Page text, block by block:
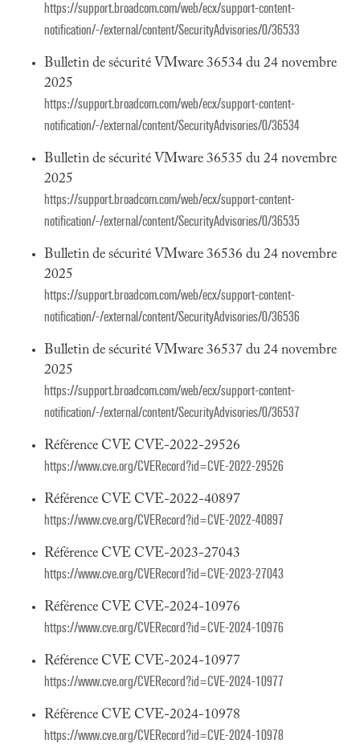
https://support.broadcom.com/web/ecx/support-content-
notification/-/external/content/SecurityAdvisories/0/36533
Bulletin de sécurité VMware 36534 du 24 novembre
2025
https://support.broadcom.com/web/ecx/support-content-
notification/-/external/content/SecurityAdvisories/0/36534
Bulletin de sécurité VMware 36535 du 24 novembre
2025
https://support.broadcom.com/web/ecx/support-content-
notification/-/external/content/SecurityAdvisories/0/36535
Bulletin de sécurité VMware 36536 du 24 novembre
2025
https://support.broadcom.com/web/ecx/support-content-
notification/-/external/content/SecurityAdvisories/0/36536
Bulletin de sécurité VMware 36537 du 24 novembre
2025
https://support.broadcom.com/web/ecx/support-content-
notification/-/external/content/SecurityAdvisories/0/36537
Référence CVE CVE-2022-29526
https://www.cve.org/CVERecord?id=CVE-2022-29526
Référence CVE CVE-2022-40897
https://www.cve.org/CVERecord?id=CVE-2022-40897
Référence CVE CVE-2023-27043
https://www.cve.org/CVERecord?id=CVE-2023-27043
Référence CVE CVE-2024-10976
https://www.cve.org/CVERecord?id=CVE-2024-10976
Référence CVE CVE-2024-10977
https://www.cve.org/CVERecord?id=CVE-2024-10977
Référence CVE CVE-2024-10978
https://www.cve.org/CVERecord?id=CVE-2024-10978